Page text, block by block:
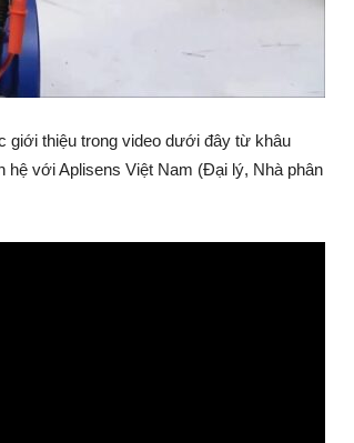
giới thiệu trong video dưới đây từ khâu
hệ với Aplisens Việt Nam (Đại lý, Nhà phân